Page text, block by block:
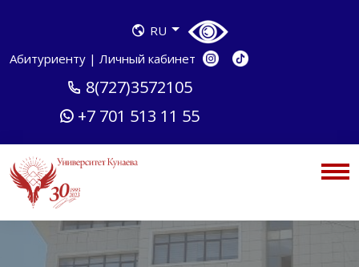
RU
Абитуриенту | Личный кабинет
8(727)3572105
+7 701 513 11 55